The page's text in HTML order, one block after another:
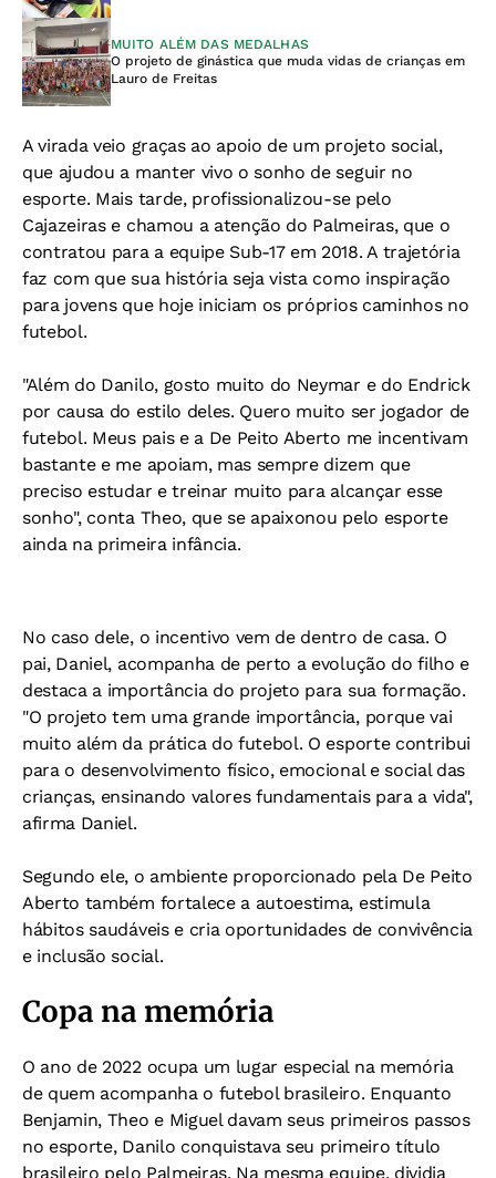
MUITO ALÉM DAS MEDALHAS
O projeto de ginástica que muda vidas de crianças em
Lauro de Freitas
A virada veio graças ao apoio de um projeto social,
que ajudou a manter vivo o sonho de seguir no
esporte. Mais tarde, profissionalizou-se pelo
Cajazeiras e chamou a atenção do Palmeiras, que o
contratou para a equipe Sub-17 em 2018. A trajetória
faz com que sua história seja vista como inspiração
para jovens que hoje iniciam os próprios caminhos no
futebol.
"Além do Danilo, gosto muito do Neymar e do Endrick
por causa do estilo deles. Quero muito ser jogador de
futebol. Meus pais e a De Peito Aberto me incentivam
bastante e me apoiam, mas sempre dizem que
preciso estudar e treinar muito para alcançar esse
sonho", conta Theo, que se apaixonou pelo esporte
ainda na primeira infância.
No caso dele, o incentivo vem de dentro de casa. O
pai, Daniel, acompanha de perto a evolução do filho e
destaca a importância do projeto para sua formação.
"O projeto tem uma grande importância, porque vai
muito além da prática do futebol. O esporte contribui
para o desenvolvimento físico, emocional e social das
crianças, ensinando valores fundamentais para a vida",
afirma Daniel.
Segundo ele, o ambiente proporcionado pela De Peito
Aberto também fortalece a autoestima, estimula
hábitos saudáveis e cria oportunidades de convivência
e inclusão social.
Copa na memória
O ano de 2022 ocupa um lugar especial na memória
de quem acompanha o futebol brasileiro. Enquanto
Benjamin, Theo e Miguel davam seus primeiros passos
no esporte, Danilo conquistava seu primeiro título
brasileiro pelo Palmeiras. Na mesma equipe, dividia